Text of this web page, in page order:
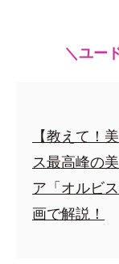
＼ユー
【教えて！
ス最高峰の
ア「オルビ
画で解説！